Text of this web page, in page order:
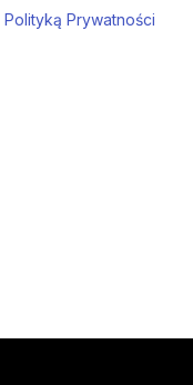
Polityką Prywatności